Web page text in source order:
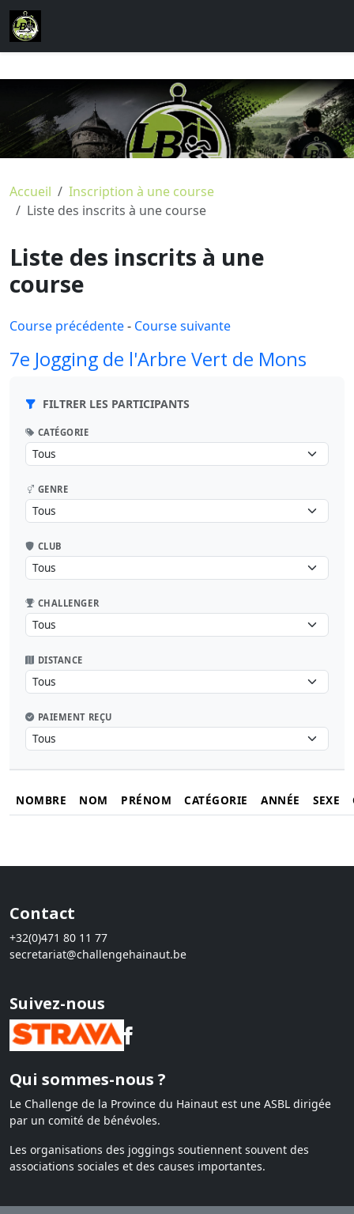
Accueil
Inscription à une course
Liste des inscrits à une course
Liste des inscrits à une
course
Course précédente- Course suivante
7e Jogging de l'Arbre Vert de Mons
FILTRER LES PARTICIPANTS
CATÉGORIE
GENRE
CLUB
CHALLENGER
DISTANCE
PAIEMENT REÇU
NOMBRE NOM PRÉNOM CATÉGORIE ANNÉE SEXE
Contact
+32(0)471 80 11 77
secretariat@challengehainaut.be
Suivez-nous
Qui sommes-nous ?
Le Challenge de la Province du Hainaut est une ASBL dirigée
par un comité de bénévoles.
Les organisations des joggings soutiennent souvent des
associations sociales et des causes importantes.